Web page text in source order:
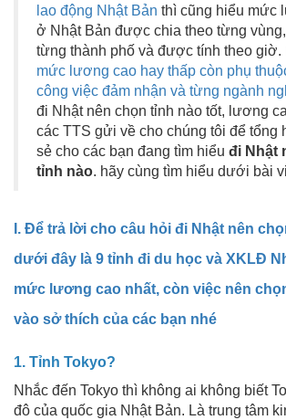
lao động Nhật Bản thì cũng hiểu mức
ở Nhật Bản được chia theo từng
từng thành phố và được tính theo giờ.
mức lương cao hay thấp còn phụ
công việc đảm nhận và từng ngành
đi Nhật nên chọn tỉnh nào tốt, lương
các TTS gửi về cho chúng tôi để tổng
sẻ cho các bạn đang tìm hiểu đi Nhật
tỉnh nào. hãy cùng tìm hiểu dưới bài
I. Để trả lời cho câu hỏi đi Nhật nên
dưới đây là 9 tỉnh đi du học và XKLĐ
mức lương cao nhất, còn việc nên
vào sở thích của các bạn nhé
1. Tỉnh Tokyo?
Nhắc đến Tokyo thì không ai không biết
đô của quốc gia Nhật Bản. Là trung tâm